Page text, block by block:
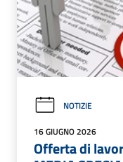
NOTIZIE
16 GIUGNO 2026
Offerta di